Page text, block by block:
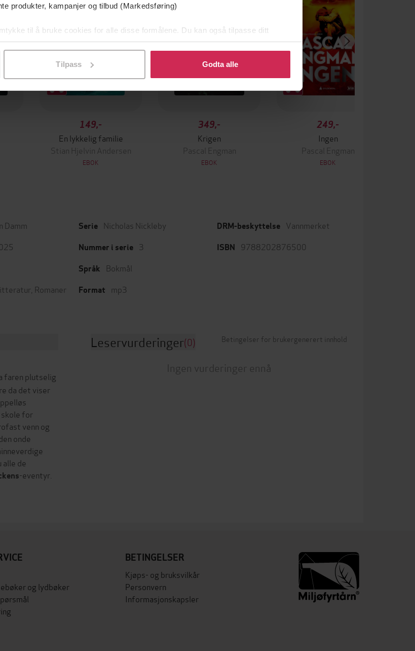
produkter, kampanjer og tilbud (Markedsføring)
til å bruke cookies for alle disse formålene. Du kan også tilpasse ditt
på «Tilpass». Du kan når som helst trekke tilbake eller endre ditt samtykke.
Tilpass Godta alle
149,-
En lykkelig familie
Stian Hjelvin Andersen
EBOK
349,-
Krigen
Pascal Engman
EBOK
249,-
Ingen
Pascal Engman
EBOK
Damm
Romaner
Serie Nicholas Nickleby
Nummer i serie 3
Språk Bokmål
Format mp3
DRM-beskyttelse Vannmerket
ISBN 9788202876500
faren plutselig
da det viser
for
venn og
onde
de
-eventyr.
Leservurderinger(0) Betingelser for brukergenerert innhold
Ingen vurderinger ennå
og lydbøker
BETINGELSER
Kjøps- og bruksvilkår
Personvern
Informasjonskapsler